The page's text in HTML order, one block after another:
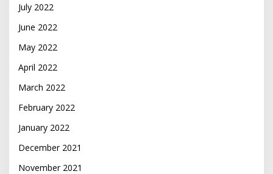
July 2022
June 2022
May 2022
April 2022
March 2022
February 2022
January 2022
December 2021
November 2021